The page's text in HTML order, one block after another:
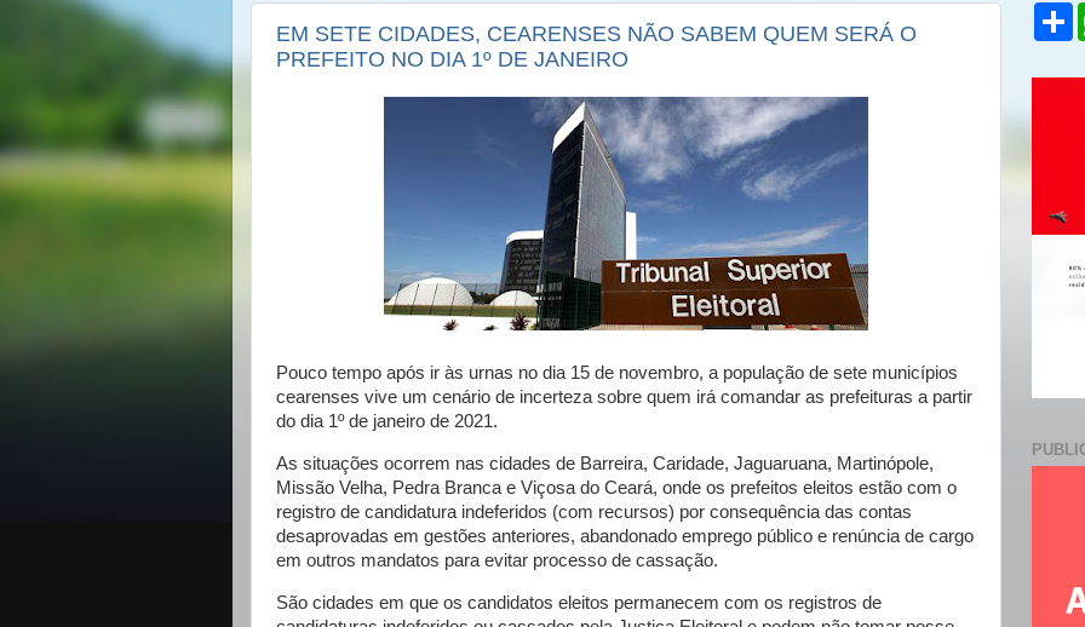
EM SETE CIDADES, CEARENSES NÃO SABEM QUEM SERÁ O
PREFEITO NO DIA 1º DE JANEIRO
Pouco tempo após ir às urnas no dia 15 de novembro, a população de sete municípios
cearenses vive um cenário de incerteza sobre quem irá comandar as prefeituras a partir
do dia 1º de janeiro de 2021.
As situações ocorrem nas cidades de Barreira, Caridade, Jaguaruana, Martinópole,
Missão Velha, Pedra Branca e Viçosa do Ceará, onde os prefeitos eleitos estão com o
registro de candidatura indeferidos (com recursos) por consequência das contas
desaprovadas em gestões anteriores, abandonado emprego público e renúncia de cargo
em outros mandatos para evitar processo de cassação.
São cidades em que os candidatos eleitos permanecem com os registros de
S